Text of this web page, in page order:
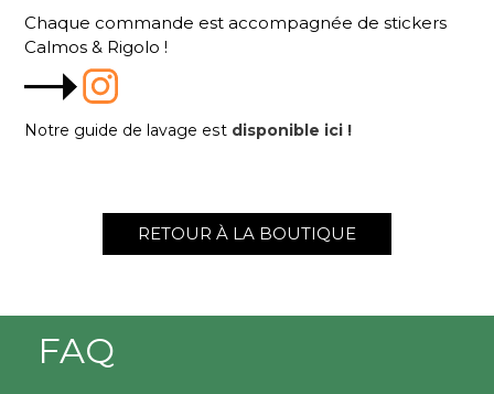
Chaque commande est accompagnée de stickers
Calmos & Rigolo !
Notre guide de lavage est disponible ici !
RETOUR À LA BOUTIQUE
FAQ